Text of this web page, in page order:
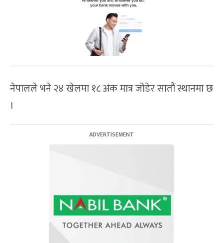
नेपालले भने २४ खेलमा १८ अंक मात्र जोडेर सातौं स्थानमा छ
।